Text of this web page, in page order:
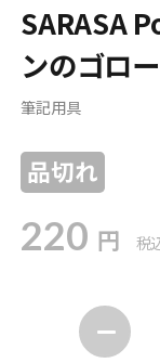
SARASA
ンのゴロ
筆記用具
品切れ
220 円 税